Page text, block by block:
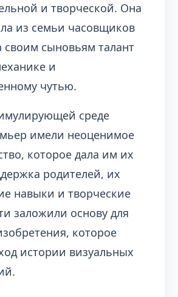
и творческой. Она
из семьи часовщиков
своим сыновьям талант
и
чутью.
среде
имели неоценимое
которое дала им их
родителей, их
навыки и творческие
заложили основу для
которое
истории визуальных